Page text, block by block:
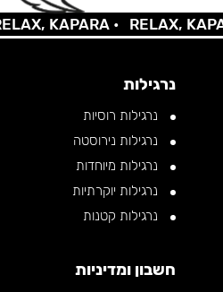
KAPARA • RELAX, KAPARA
נרגילות
נרגילות רוסיות
נרגילות נירוסטה
נרגילות מיוחדות
נרגילות יוקרתיות
נרגילות קטנות
חשבון ומדיניות